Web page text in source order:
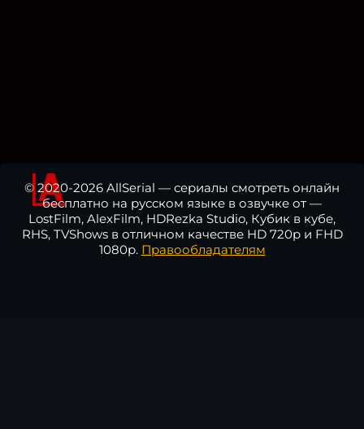
© 2020-2026 AllSerial — сериалы смотреть онлайн
бесплатно на русском языке в озвучке от —
LostFilm, AlexFilm, HDRezka Studio, Кубик в кубе,
RHS, TVShows в отличном качестве HD 720p и FHD
1080p. Правообладателям